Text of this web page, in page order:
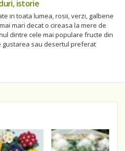
istorie
in toata lumea, rosii, verzi, galbene
mari decat o cireasa la mere de
dintre cele mai populare fructe din
sau desertul preferat